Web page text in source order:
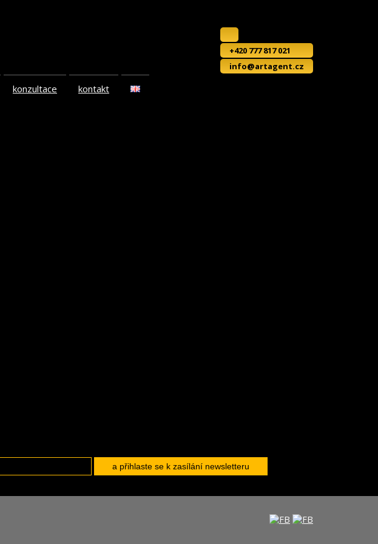
+420 777 817 021
info@artagent.cz
konzultace kontakt